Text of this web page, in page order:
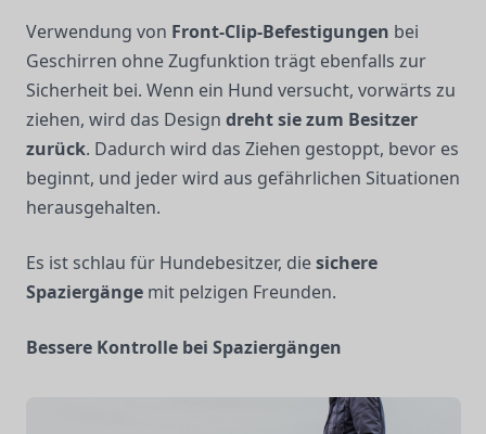
Verwendung von Front-Clip-Befestigungen bei
Geschirren ohne Zugfunktion trägt ebenfalls zur
Sicherheit bei. Wenn ein Hund versucht, vorwärts zu
ziehen, wird das Design dreht sie zum Besitzer
zurück. Dadurch wird das Ziehen gestoppt, bevor es
beginnt, und jeder wird aus gefährlichen Situationen
herausgehalten.
Es ist schlau für Hundebesitzer, diesichere
Spaziergänge mit pelzigen Freunden.
Bessere Kontrolle bei Spaziergängen